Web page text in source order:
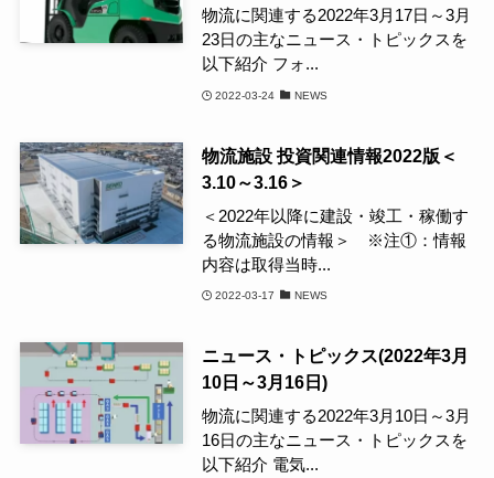
物流に関連する2022年3月17日～3月
23日の主なニュース・トピックスを
以下紹介 フォ...
2022-03-24 NEWS
物流施設 投資関連情報2022版＜
3.10～3.16＞
＜2022年以降に建設・竣工・稼働す
る物流施設の情報＞ ※注①：情報
内容は取得当時...
2022-03-17 NEWS
ニュース・トピックス(2022年3月
10日～3月16日)
物流に関連する2022年3月10日～3月
16日の主なニュース・トピックスを
以下紹介 電気...